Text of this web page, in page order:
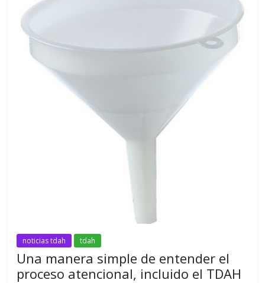
noticias tdah tdah
Una manera simple de entender el
proceso atencional, incluido el TDAH